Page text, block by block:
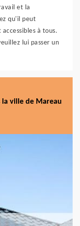
et la
qu'il peut
à tous.
lui passer un
la ville de Mareau